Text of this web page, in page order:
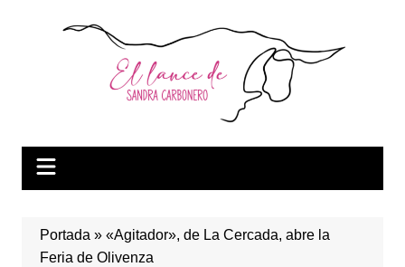
Portada » «Agitador», de La Cercada, abre la
Feria de Olivenza